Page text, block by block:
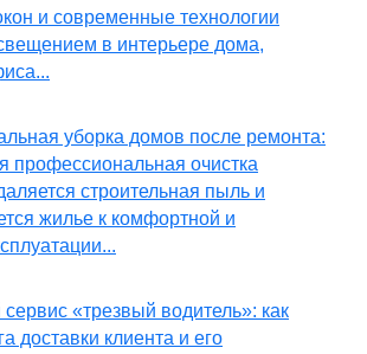
и современные технологии
в интерьере дома,
уборка домов после ремонта:
профессиональная очистка
строительная пыль и
жилье к комфортной и
«трезвый водитель»: как
доставки клиента и его